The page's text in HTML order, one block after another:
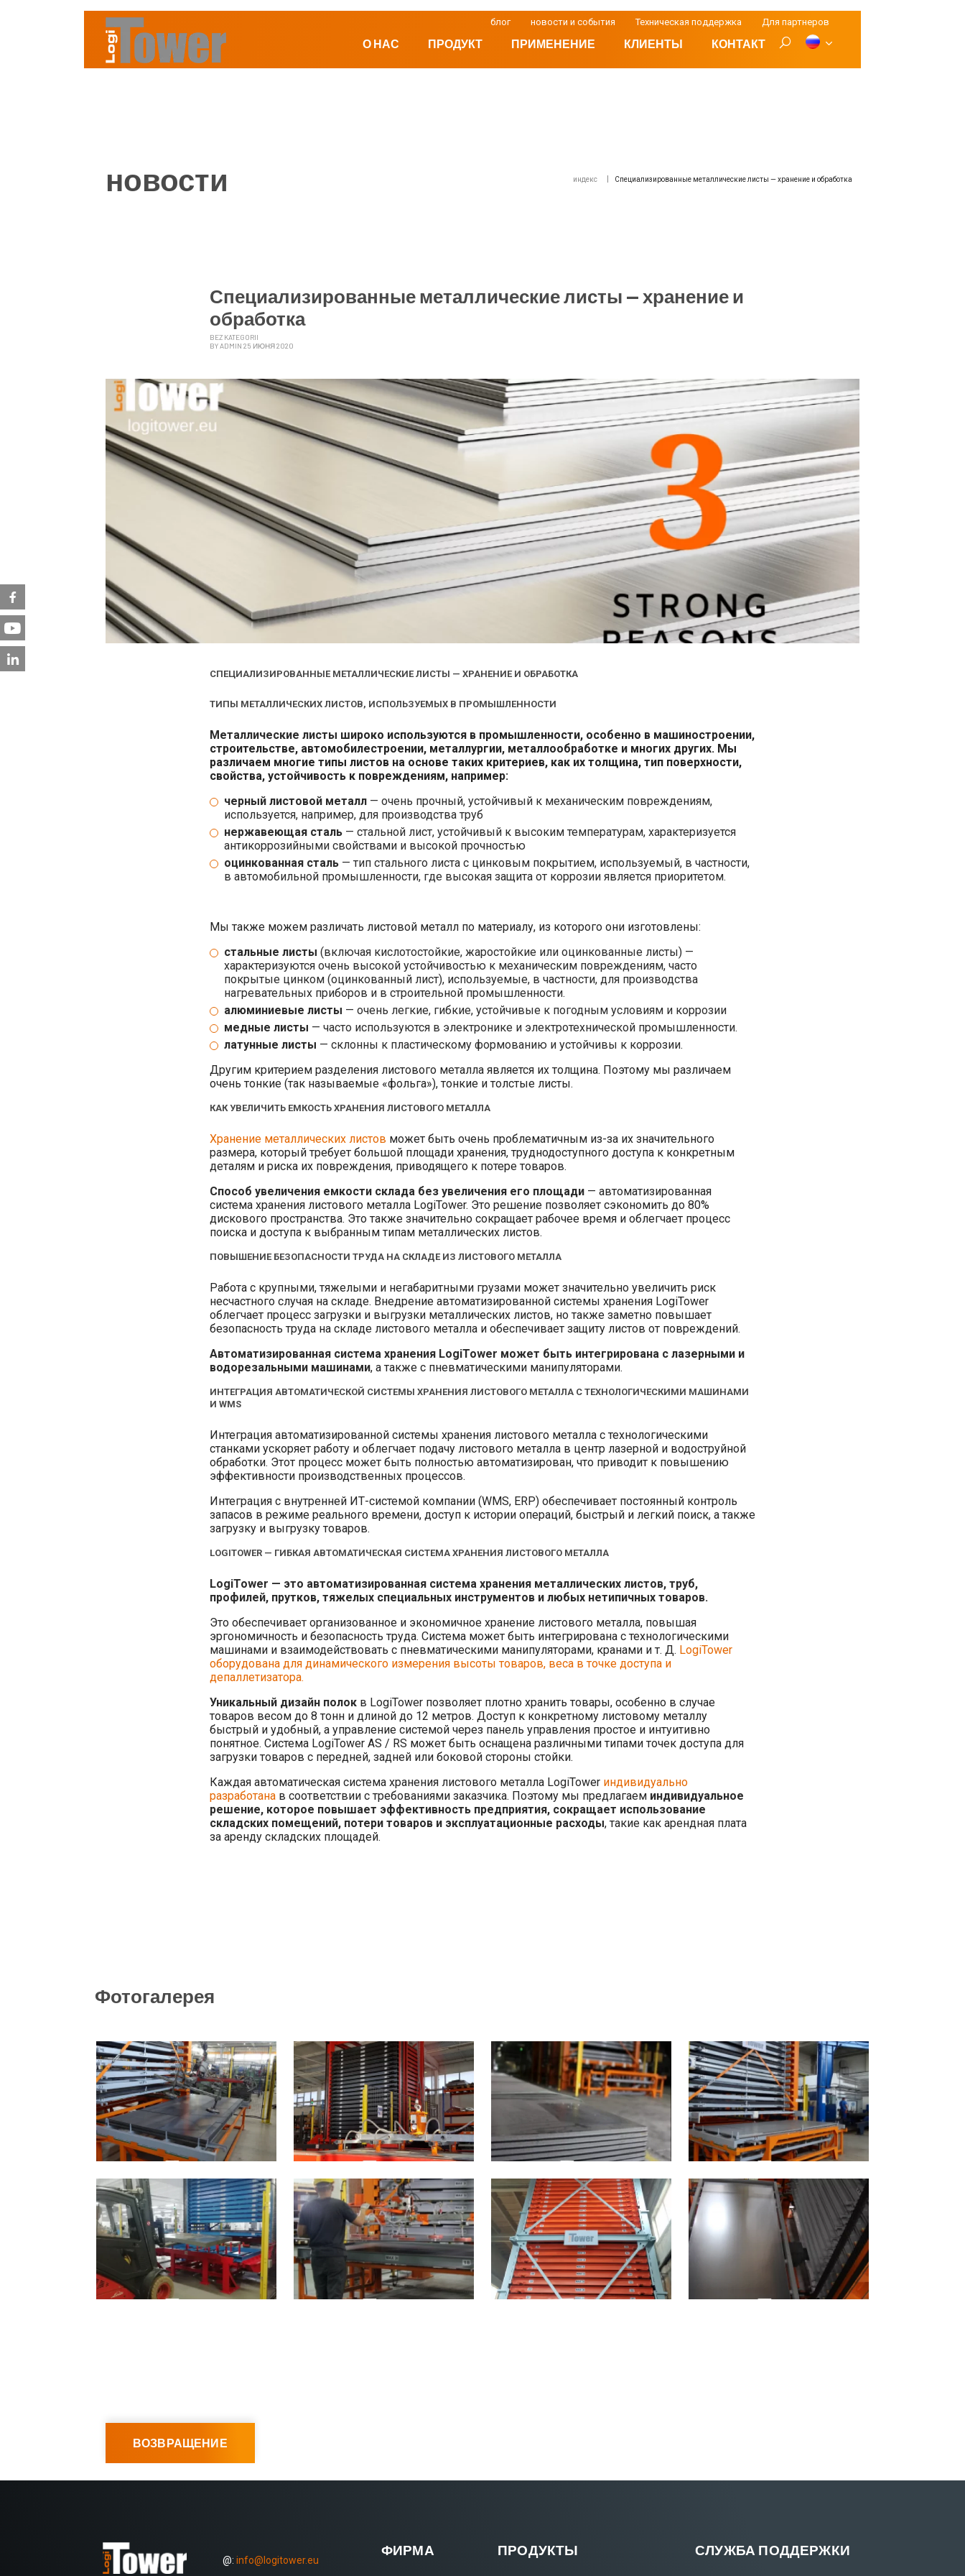
блог новости и события Техническая поддержка Для партнеров
О НАС ПРОДУКТ ПРИМЕНЕНИЕ КЛИЕНТЫ КОНТАКТ
новости индекс Специализированные металлические листы — хранение и обработка
Специализированные металлические листы — хранение и
обработка
BEZ KATEGORII
BY ADMIN 25 ИЮНЯ 2020
СПЕЦИАЛИЗИРОВАННЫЕ МЕТАЛЛИЧЕСКИЕ ЛИСТЫ — ХРАНЕНИЕ И ОБРАБОТКА
ТИПЫ МЕТАЛЛИЧЕСКИХ ЛИСТОВ, ИСПОЛЬЗУЕМЫХ В ПРОМЫШЛЕННОСТИ
Металлические листы широко используются в промышленности, особенно в машиностроении,
строительстве, автомобилестроении, металлургии, металлообработке и многих других. Мы
различаем многие типы листов на основе таких критериев, как их толщина, тип поверхности,
свойства, устойчивость к повреждениям, например:
черный листовой металл — очень прочный, устойчивый к механическим повреждениям,
используется, например, для производства труб
нержавеющая сталь — стальной лист, устойчивый к высоким температурам, характеризуется
антикоррозийными свойствами и высокой прочностью
оцинкованная сталь — тип стального листа с цинковым покрытием, используемый, в частности,
в автомобильной промышленности, где высокая защита от коррозии является приоритетом.
Мы также можем различать листовой металл по материалу, из которого они изготовлены:
стальные листы (включая кислотостойкие, жаростойкие или оцинкованные листы) —
характеризуются очень высокой устойчивостью к механическим повреждениям, часто
покрытые цинком (оцинкованный лист), используемые, в частности, для производства
нагревательных приборов и в строительной промышленности.
алюминиевые листы — очень легкие, гибкие, устойчивые к погодным условиям и коррозии
медные листы — часто используются в электронике и электротехнической промышленности.
латунные листы — склонны к пластическому формованию и устойчивы к коррозии.
Другим критерием разделения листового металла является их толщина. Поэтому мы различаем
очень тонкие (так называемые «фольга»), тонкие и толстые листы.
КАК УВЕЛИЧИТЬ ЕМКОСТЬ ХРАНЕНИЯ ЛИСТОВОГО МЕТАЛЛА
Хранение металлических листов может быть очень проблематичным из-за их значительного
размера, который требует большой площади хранения, труднодоступного доступа к конкретным
деталям и риска их повреждения, приводящего к потере товаров.
Способ увеличения емкости склада без увеличения его площади — автоматизированная
система хранения листового металла LogiTower. Это решение позволяет сэкономить до 80%
дискового пространства. Это также значительно сокращает рабочее время и облегчает процесс
поиска и доступа к выбранным типам металлических листов.
ПОВЫШЕНИЕ БЕЗОПАСНОСТИ ТРУДА НА СКЛАДЕ ИЗ ЛИСТОВОГО МЕТАЛЛА
Работа с крупными, тяжелыми и негабаритными грузами может значительно увеличить риск
несчастного случая на складе. Внедрение автоматизированной системы хранения LogiTower
облегчает процесс загрузки и выгрузки металлических листов, но также заметно повышает
безопасность труда на складе листового металла и обеспечивает защиту листов от повреждений.
Автоматизированная система хранения LogiTower может быть интегрирована с лазерными и
водорезальными машинами, а также с пневматическими манипуляторами.
ИНТЕГРАЦИЯ АВТОМАТИЧЕСКОЙ СИСТЕМЫ ХРАНЕНИЯ ЛИСТОВОГО МЕТАЛЛА С ТЕХНОЛОГИЧЕСКИМИ МАШИНАМИ
И WMS
Интеграция автоматизированной системы хранения листового металла с технологическими
станками ускоряет работу и облегчает подачу листового металла в центр лазерной и водоструйной
обработки. Этот процесс может быть полностью автоматизирован, что приводит к повышению
эффективности производственных процессов.
Интеграция с внутренней ИТ-системой компании (WMS, ERP) обеспечивает постоянный контроль
запасов в режиме реального времени, доступ к истории операций, быстрый и легкий поиск, а также
загрузку и выгрузку товаров.
LOGITOWER — ГИБКАЯ АВТОМАТИЧЕСКАЯ СИСТЕМА ХРАНЕНИЯ ЛИСТОВОГО МЕТАЛЛА
LogiTower — это автоматизированная система хранения металлических листов, труб,
профилей, прутков, тяжелых специальных инструментов и любых нетипичных товаров.
Это обеспечивает организованное и экономичное хранение листового металла, повышая
эргономичность и безопасность труда. Система может быть интегрирована с технологическими
машинами и взаимодействовать с пневматическими манипуляторами, кранами и т. Д. LogiTower
оборудована для динамического измерения высоты товаров, веса в точке доступа и
депаллетизатора.
Уникальный дизайн полок в LogiTower позволяет плотно хранить товары, особенно в случае
товаров весом до 8 тонн и длиной до 12 метров. Доступ к конкретному листовому металлу
быстрый и удобный, а управление системой через панель управления простое и интуитивно
понятное. Система LogiTower AS / RS может быть оснащена различными типами точек доступа для
загрузки товаров с передней, задней или боковой стороны стойки.
Каждая автоматическая система хранения листового металла LogiTower индивидуально
разработана в соответствии с требованиями заказчика. Поэтому мы предлагаем индивидуальное
решение, которое повышает эффективность предприятия, сокращает использование
складских помещений, потери товаров и эксплуатационные расходы, такие как арендная плата
за аренду складских площадей.
Фотогалерея
ВОЗВРАЩЕНИЕ
@: info@logitower.eu
ФИРМА ПРОДУКТЫ СЛУЖБА ПОДДЕРЖКИ